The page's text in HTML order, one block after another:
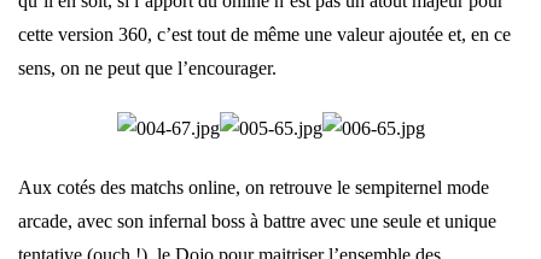
cette version 360, c’est tout de même une valeur ajoutée et, en ce
sens, on ne peut que l’encourager.
Aux cotés des matchs online, on retrouve le sempiternel mode
arcade, avec son infernal boss à battre avec une seule et unique
tentative (ouch !), le Dojo pour maitriser l’ensemble des